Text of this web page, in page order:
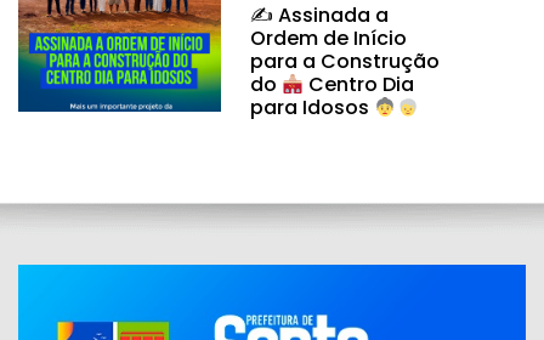
✍ Assinada a
Ordem de Início
para a Construção
do
Centro Dia
para Idosos